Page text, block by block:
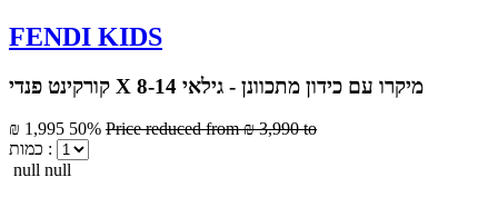
FENDI KIDS
קורקינט פנדי X מיקרו עם כידון מתכוונן - גילאי 8-14
₪ 1,995 50% Price reduced from₪ 3,990 to
כמות :
null null